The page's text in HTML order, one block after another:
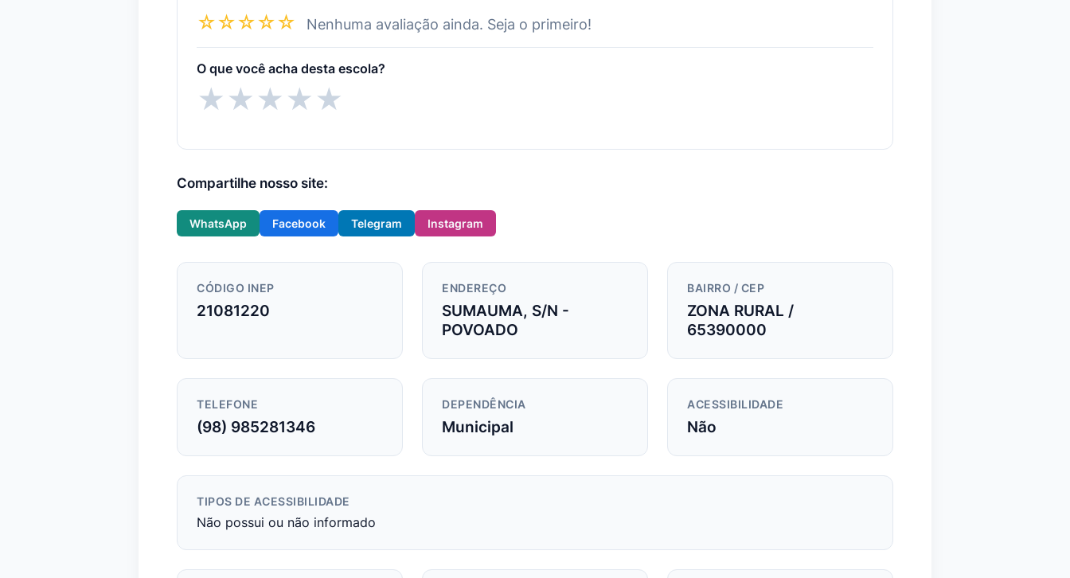
☆☆☆☆☆
Nenhuma avaliação ainda. Seja o primeiro!
O que você acha desta escola?
★★★★★
Compartilhe nosso site:
WhatsApp Facebook Telegram Instagram
CÓDIGO INEP
21081220
ENDEREÇO
SUMAUMA, S/N -
POVOADO
BAIRRO / CEP
ZONA RURAL /
65390000
TELEFONE
(98) 985281346
DEPENDÊNCIA
Municipal
ACESSIBILIDADE
Não
TIPOS DE ACESSIBILIDADE
Não possui ou não informado